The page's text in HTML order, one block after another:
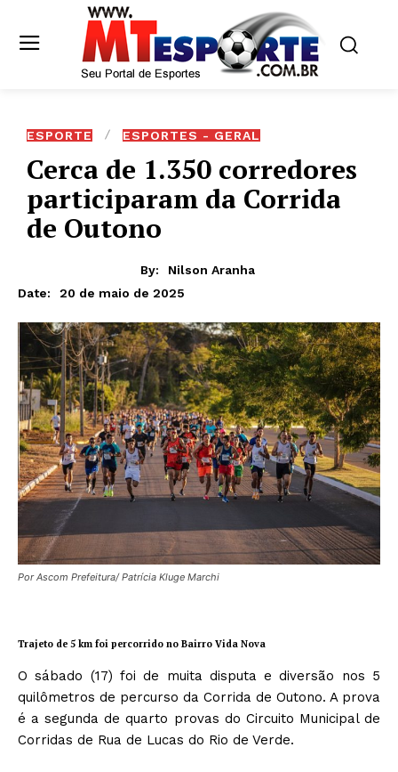
ESPORTE ESPORTES - GERAL
Cerca de 1.350 corredores
participaram da Corrida
de Outono
By:
Nilson Aranha
Date:
20 de maio de 2025
Por Ascom Prefeitura/ Patrícia Kluge Marchi
Trajeto de 5 km foi percorrido no Bairro Vida Nova
O sábado (17) foi de muita disputa e diversão nos 5
quilômetros de percurso da Corrida de Outono. A prova
é a segunda de quarto provas do Circuito Municipal de
Corridas de Rua de Lucas do Rio de Verde.